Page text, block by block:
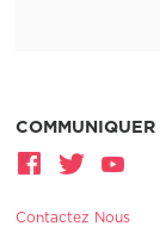
Contactez Nous